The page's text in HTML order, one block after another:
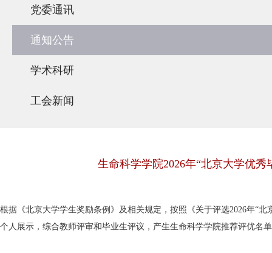
党委通讯
通知公告
学术科研
工会新闻
生命科学学院2026年“北京大学优
根据《北京大学学生奖励条例》及相关规定，按照《关于评选2026年“
个人展示，综合教师评审和毕业生评议，产生生命科学学院推荐评优名